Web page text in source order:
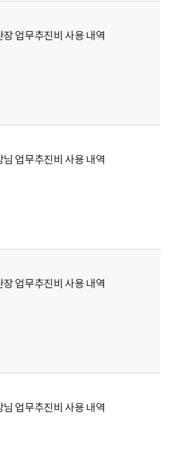
업무추진비 사용 내역
업무추진비 사용 내역
업무추진비 사용 내역
업무추진비 사용 내역